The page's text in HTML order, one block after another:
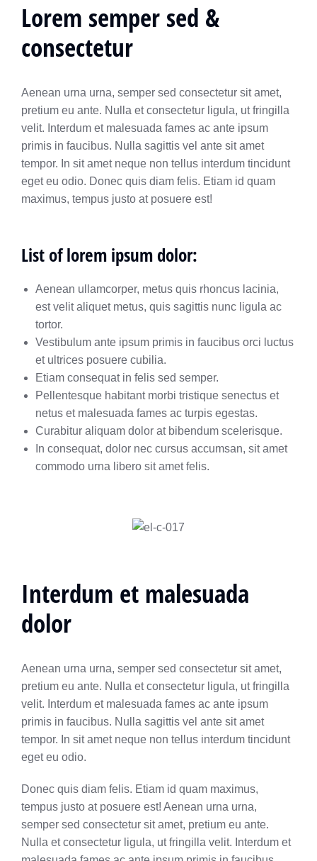
Lorem semper sed &
consectetur
Aenean urna urna, semper sed consectetur sit amet,
pretium eu ante. Nulla et consectetur ligula, ut fringilla
velit. Interdum et malesuada fames ac ante ipsum
primis in faucibus. Nulla sagittis vel ante sit amet
tempor. In sit amet neque non tellus interdum tincidunt
eget eu odio. Donec quis diam felis. Etiam id quam
maximus, tempus justo at posuere est!
List of lorem ipsum dolor:
Aenean ullamcorper, metus quis rhoncus lacinia,
est velit aliquet metus, quis sagittis nunc ligula ac
tortor.
Vestibulum ante ipsum primis in faucibus orci luctus
et ultrices posuere cubilia.
Etiam consequat in felis sed semper.
Pellentesque habitant morbi tristique senectus et
netus et malesuada fames ac turpis egestas.
Curabitur aliquam dolor at bibendum scelerisque.
In consequat, dolor nec cursus accumsan, sit amet
commodo urna libero sit amet felis.
Interdum et malesuada
dolor
Aenean urna urna, semper sed consectetur sit amet,
pretium eu ante. Nulla et consectetur ligula, ut fringilla
velit. Interdum et malesuada fames ac ante ipsum
primis in faucibus. Nulla sagittis vel ante sit amet
tempor. In sit amet neque non tellus interdum tincidunt
eget eu odio.
Donec quis diam felis. Etiam id quam maximus,
tempus justo at posuere est! Aenean urna urna,
semper sed consectetur sit amet, pretium eu ante.
Nulla et consectetur ligula, ut fringilla velit. Interdum et